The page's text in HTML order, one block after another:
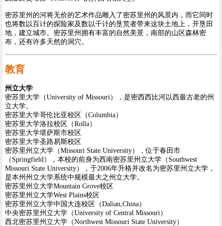
密苏里州的河将无价的艺术作品雕入了密苏里州的风景内，而它同时
也将数以百计的探险家及数以千计的垦荒者带来这块土地上，开垦田
地，建立城市。密苏里州拥有丰富的自然美景，南部的山区森林密
布，还有许多天然的洞穴。
教育
州立大学
密苏里大学（University of Missouri），是密西西比河以西最古老的州
立大学。
密苏里大学哥伦比亚校区（Columbia）
密苏里大学洛拉校区（Rolla）
密苏里大学堪萨斯市校区
密苏里大学圣路易斯校区
密苏里州立大学（Missouri State University），位于春田市
（Springfield），本校的前身为西南密苏里州立大学（Southwest
Missouri State University），于2006年升格并改名为密苏里州立大学，
是本州州立大学系统中规模最大之州立大学。
密苏里州立大学Mountain Grove校区
密苏里州立大学West Plains校区
密苏里州立大学中国大连校区（Dalian,China）
中央密苏里州立大学（University of Central Missouri）
西北密苏里州立大学（Northwest Missouri State University）